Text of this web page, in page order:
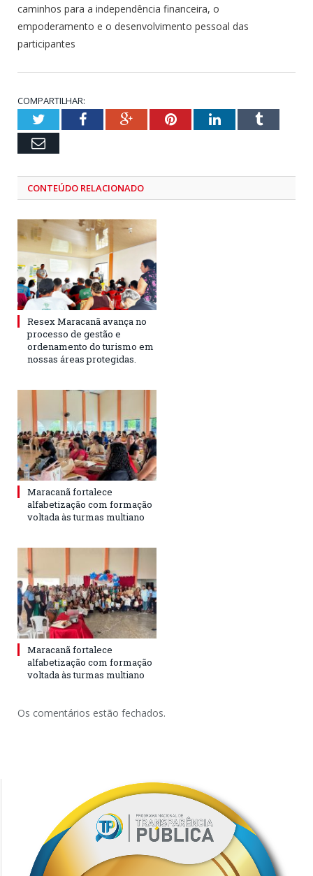
caminhos para a independência financeira, o
empoderamento e o desenvolvimento pessoal das
participantes
COMPARTILHAR:
TwitterFacebookGoogle+PinterestLinkedInTumblr
Email
CONTEÚDO RELACIONADO
Resex Maracanã avança no
processo de gestão e
ordenamento do turismo em
nossas áreas protegidas.
Maracanã fortalece
alfabetização com formação
voltada às turmas multiano
Maracanã fortalece
alfabetização com formação
voltada às turmas multiano
Os comentários estão fechados.